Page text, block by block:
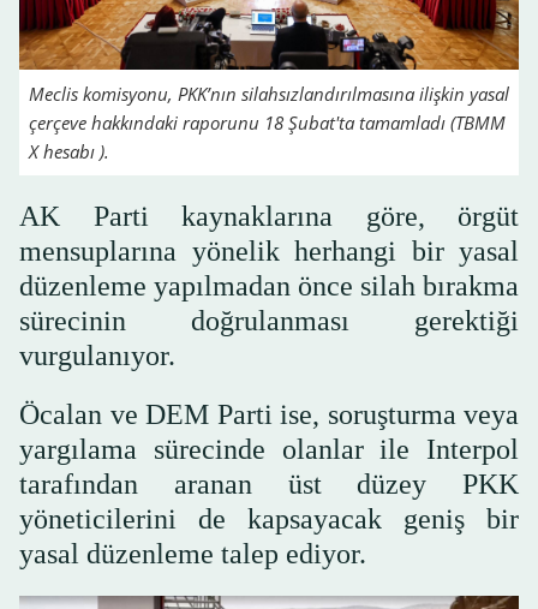
Meclis komisyonu, PKK’nın silahsızlandırılmasına ilişkin yasal
çerçeve hakkındaki raporunu 18 Şubat'ta tamamladı (TBMM
X hesabı ).
AK Parti kaynaklarına göre, örgüt
mensuplarına yönelik herhangi bir yasal
düzenleme yapılmadan önce silah bırakma
sürecinin doğrulanması gerektiği
vurgulanıyor.
Öcalan ve DEM Parti ise, soruşturma veya
yargılama sürecinde olanlar ile Interpol
tarafından aranan üst düzey PKK
yöneticilerini de kapsayacak geniş bir
yasal düzenleme talep ediyor.